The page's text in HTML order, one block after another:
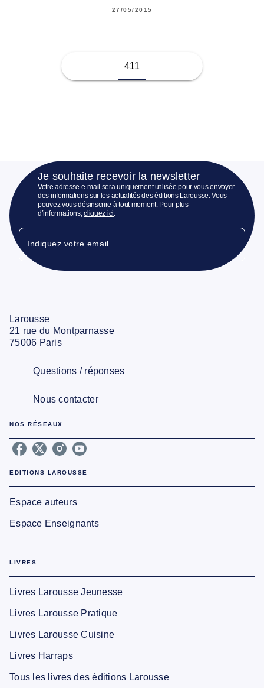
27/05/2015
411
Je souhaite recevoir la newsletter
Votre adresse e-mail sera uniquement utilisée pour vous envoyer
des informations sur les actualités des éditions Larousse. Vous
pouvez vous désinscrire à tout moment. Pour plus
d’informations,cliquez ici
Indiquez votre email
Larousse
21 rue du Montparnasse
75006 Paris
Questions / réponses
Nous contacter
NOS RÉSEAUX
EDITIONS LAROUSSE
Espace auteurs
Espace Enseignants
LIVRES
Livres Larousse Jeunesse
Livres Larousse Pratique
Livres Larousse Cuisine
Livres Harraps
Tous les livres des éditions Larousse